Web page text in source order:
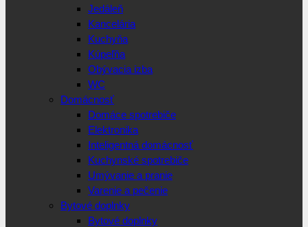
Jedáleň
Kancelária
Kuchyňa
Kúpeľňa
Obývacia izba
WC
Domácnosť
Domáce spotrebiče
Elektronika
Inteligentná domácnosť
Kuchynské spotrebiče
Umývanie a pranie
Varenie a pečenie
Bytové doplnky
Bytové doplnky